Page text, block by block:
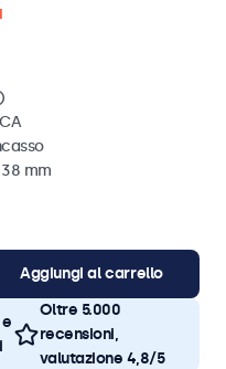
mm
Aggiungi al carrello
Oltre 5.000
recensioni,
valutazione 4,8/5